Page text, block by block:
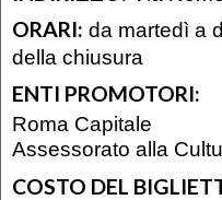
ORARI: da martedì a
della chiusura
ENTI PROMOTORI:
Roma Capitale
Assessorato alla
COSTO DEL